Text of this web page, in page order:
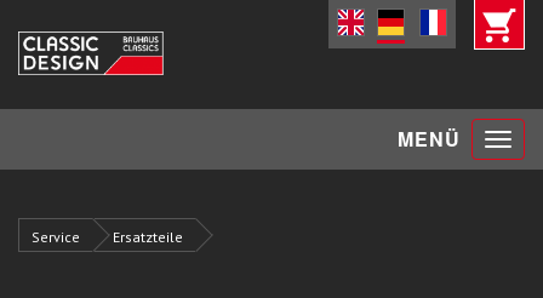
MENÜ Toggle
Service Ersatzteile